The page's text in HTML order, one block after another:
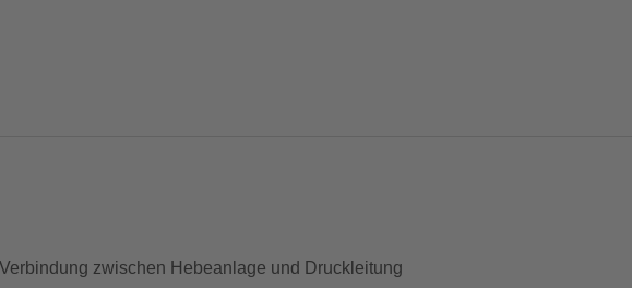
zwischen Hebeanlage und Druckleitung